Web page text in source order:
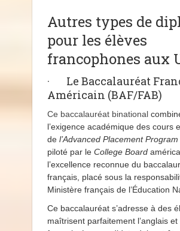
Autres types de
pour les élèves
francophones aux
· Le Baccalauréat
Américain (BAF/FAB)
Ce baccalauréat binational
l’exigence académique des cours
de l’Advanced Placement Program
piloté par le College Board
l’excellence reconnue du
français, placé sous la
Ministère français de l’Éducation
Ce baccalauréat s’adresse à des
maîtrisent parfaitement l’anglais et